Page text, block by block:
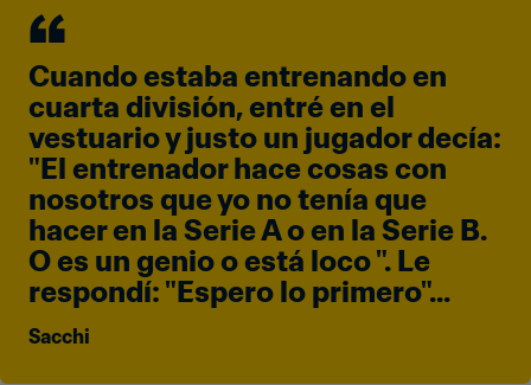
Cuando estaba entrenando en
cuarta división, entré en el
vestuario y justo un jugador decía:
"El entrenador hace cosas con
nosotros que yo no tenía que
hacer en la Serie A o en la Serie B.
O es un genio o está loco ". Le
respondí: "Espero lo primero"...
Sacchi